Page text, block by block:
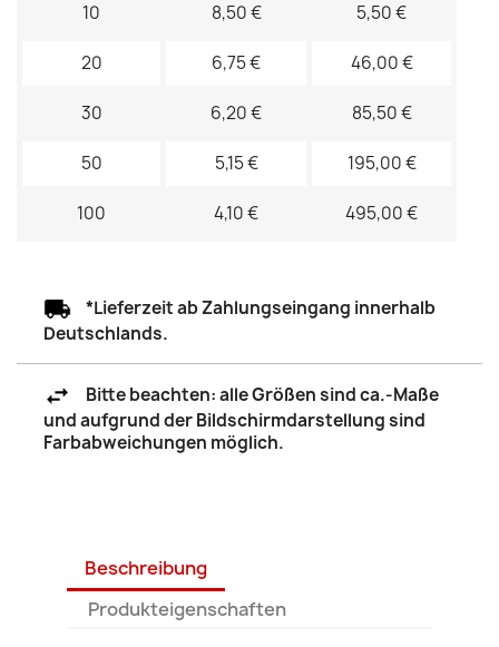
10 8,50 € 5,50 €
20 6,75 € 46,00 €
30 6,20 € 85,50 €
50 5,15 € 195,00 €
100 4,10 € 495,00 €
*Lieferzeit ab Zahlungseingang innerhalb
Deutschlands.
Bitte beachten: alle Größen sind ca.-Maße
und aufgrund der Bildschirmdarstellung sind
Farbabweichungen möglich.
Beschreibung
Produkteigenschaften